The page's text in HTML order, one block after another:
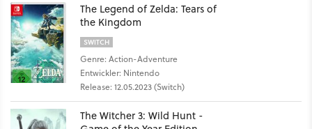
The Legend of Zelda: Tears of
the Kingdom
SWITCH
Genre: Action-Adventure
Entwickler: Nintendo
Release: 12.05.2023 (Switch)
The Witcher 3: Wild Hunt -